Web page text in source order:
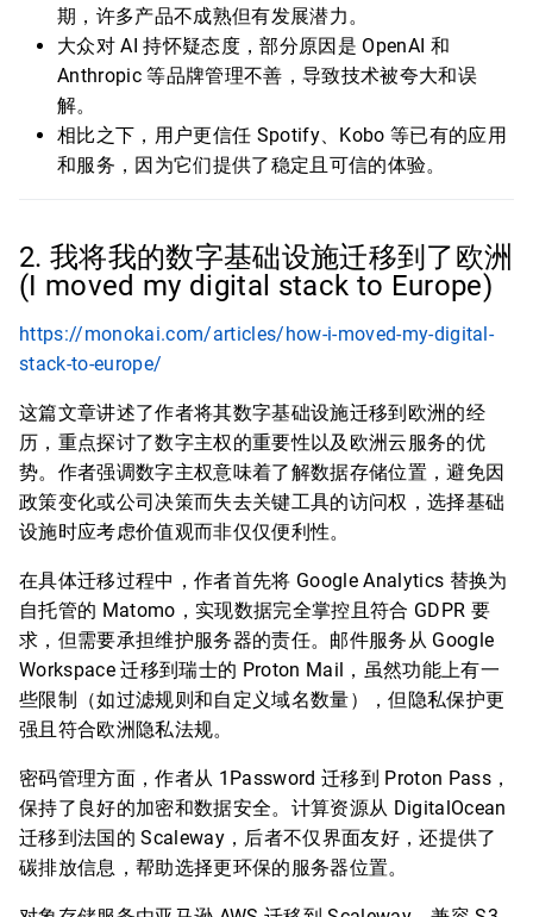
期，许多产品不成熟但有发展潜力。
大众对 AI 持怀疑态度，部分原因是 OpenAI 和
Anthropic 等品牌管理不善，导致技术被夸大和误
解。
相比之下，用户更信任 Spotify、Kobo 等已有的应用
和服务，因为它们提供了稳定且可信的体验。
2. 我将我的数字基础设施迁移到了欧洲
(I moved my digital stack to Europe)
https://monokai.com/articles/how-i-moved-my-digital-
stack-to-europe/
这篇文章讲述了作者将其数字基础设施迁移到欧洲的经
历，重点探讨了数字主权的重要性以及欧洲云服务的优
势。作者强调数字主权意味着了解数据存储位置，避免因
政策变化或公司决策而失去关键工具的访问权，选择基础
设施时应考虑价值观而非仅仅便利性。
在具体迁移过程中，作者首先将 Google Analytics 替换为
自托管的 Matomo，实现数据完全掌控且符合 GDPR 要
求，但需要承担维护服务器的责任。邮件服务从 Google
Workspace 迁移到瑞士的 Proton Mail，虽然功能上有一
些限制（如过滤规则和自定义域名数量），但隐私保护更
强且符合欧洲隐私法规。
密码管理方面，作者从 1Password 迁移到 Proton Pass，
保持了良好的加密和数据安全。计算资源从 DigitalOcean
迁移到法国的 Scaleway，后者不仅界面友好，还提供了
碳排放信息，帮助选择更环保的服务器位置。